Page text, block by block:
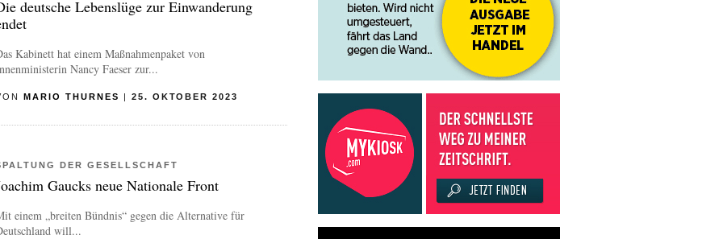
deutsche Lebenslüge zur Einwanderung
Kabinett hat einem Maßnahmenpaket von
Nancy Faeser zur...
MARIO THURNES | 25. OKTOBER 2023
DER GESELLSCHAFT
Gaucks neue Nationale Front
einem „breiten Bündnis“ gegen die Alternative für
will...